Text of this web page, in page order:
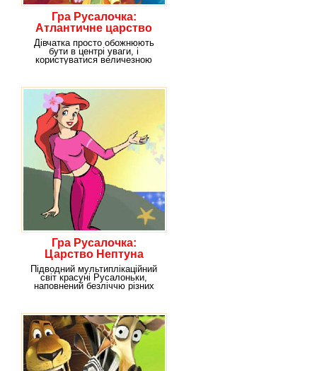
Гра Русалочка:
Атлантичне царство
Дівчатка просто обожнюють
бути в центрі уваги, і
користуватися величезною
Гра Русалочка:
Царство Нептуна
Підводний мультиплікаційний
світ красуні Русалоньки,
наповнений безліччю різних